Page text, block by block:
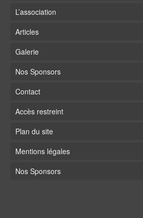
L’association
Articles
Galerie
Nos Sponsors
Contact
Accès restreint
Plan du site
Mentions légales
Nos Sponsors